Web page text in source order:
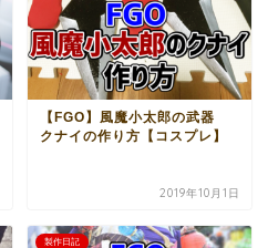
【FGO】風魔小太郎の武器
クナイの作り方【コスプレ】
2019年10月1日
製作日記